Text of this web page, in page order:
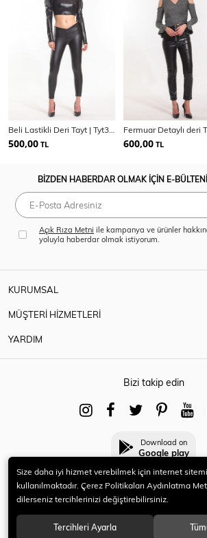
500,00 TL 600,00 TL
BİZDEN HABERDAR OLMAK İÇİN E-
Açık Rıza Metni ile kampanya ve ürünler
yoluyla haberdar olmak istiyorum.
KURUMSAL
MÜŞTERİ HİZMETLERİ
YARDIM
Bizi takip edin
Download on
Google play
© 2021 HERYENİ. Tüm hakları
Size daha iyi hizmet verebilmek için internet
kullanılmaktadır. Çerez Politikaları Aydınlatma
dilerseniz tercihlerinizi değiştirebilirsiniz.
Tercihleri Ayarla